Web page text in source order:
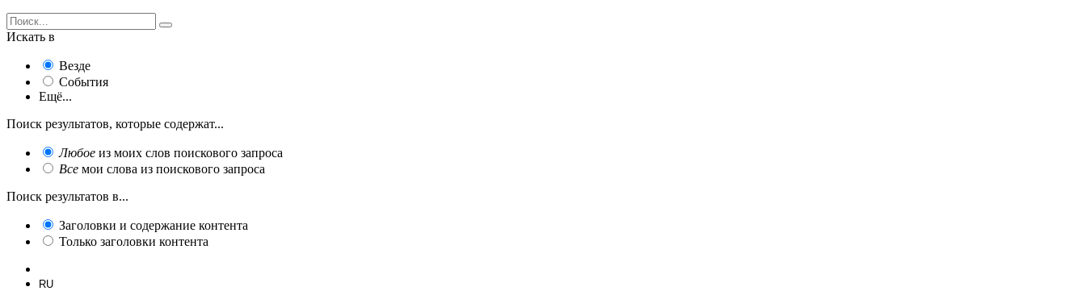
Искать в
Везде
События
Ещё...
Поиск результатов, которые содержат...
Любое из моих слов поискового запроса
Все мои слова из поискового запроса
Поиск результатов в...
Заголовки и содержание контента
Только заголовки контента
RU